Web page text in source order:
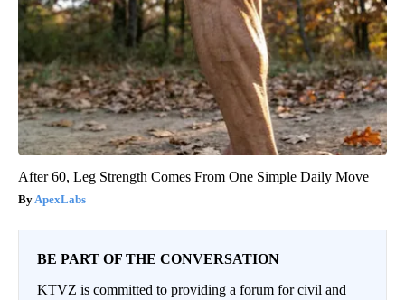
After 60, Leg Strength Comes From One Simple Daily Move
ApexLabs
BE PART OF THE CONVERSATION
KTVZ is committed to providing a forum for civil and